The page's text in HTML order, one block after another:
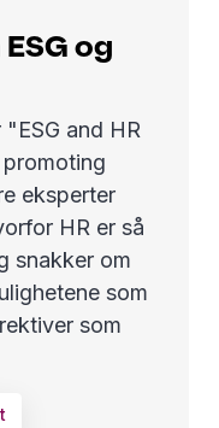
og
and HR
eksperter
HR er så
snakker om
som
som